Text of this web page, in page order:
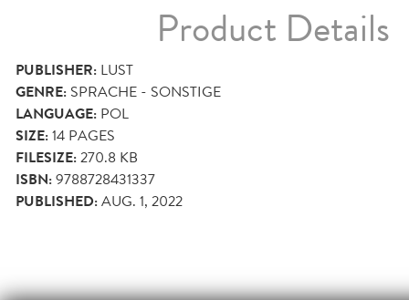
Product Details
PUBLISHER: LUST
GENRE: SPRACHE - SONSTIGE
LANGUAGE: POL
SIZE:14 PAGES
FILESIZE:270.8 KB
ISBN:9788728431337
PUBLISHED:AUG. 1, 2022